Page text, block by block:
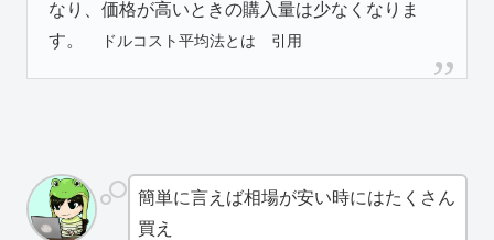
なり、価格が高いときの購入量は少なくなりま
す。
ドルコスト平均法とは 引用
簡単に言えば相場が安い時にはたくさん
買え